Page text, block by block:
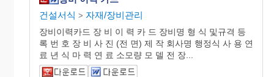
건설서식 > 자재/장비관리
장비이력카드 장 비 이 력 카 드 장비명 형 식 및규격 등
록 번 호 장 비 사 진 (전 면) 제 작 회사명 행정식 사 용 연
료 년 식 마 력 연 료 소모량 모 델 전 장...